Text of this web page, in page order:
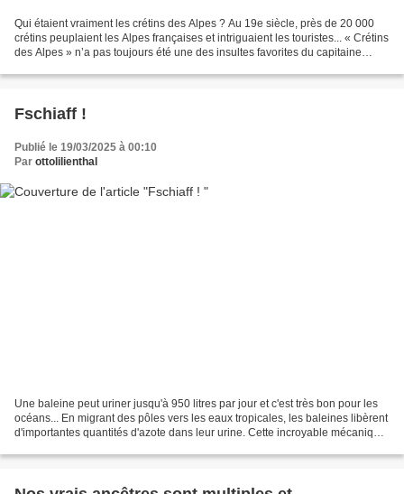
Qui étaient vraiment les crétins des Alpes ? Au 19e siècle, près de 20 000
crétins peuplaient les Alpes françaises et intriguaient les touristes... « Crétins
des Alpes » n’a pas toujours été une des insultes favorites du capitaine
Fschiaff !
Publié le 19/03/2025 à 00:10
Par ottolilienthal
Une baleine peut uriner jusqu'à 950 litres par jour et c'est très bon pour les
océans... En migrant des pôles vers les eaux tropicales, les baleines libèrent
d'importantes quantités d'azote dans leur urine. Cette incroyable mécanique